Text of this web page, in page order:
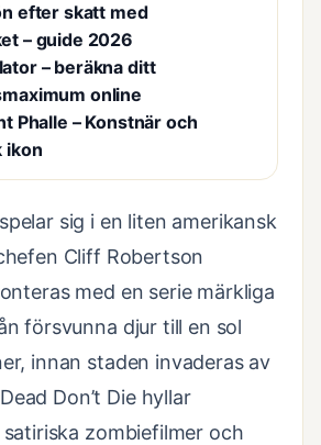
efter skatt med
– guide 2026
– beräkna ditt
online
Phalle – Konstnär och
ikon
sig i en liten amerikansk
Cliff Robertson
med en serie märkliga
försvunna djur till en sol
innan staden invaderas av
Don’t Die hyllar
zombiefilmer och